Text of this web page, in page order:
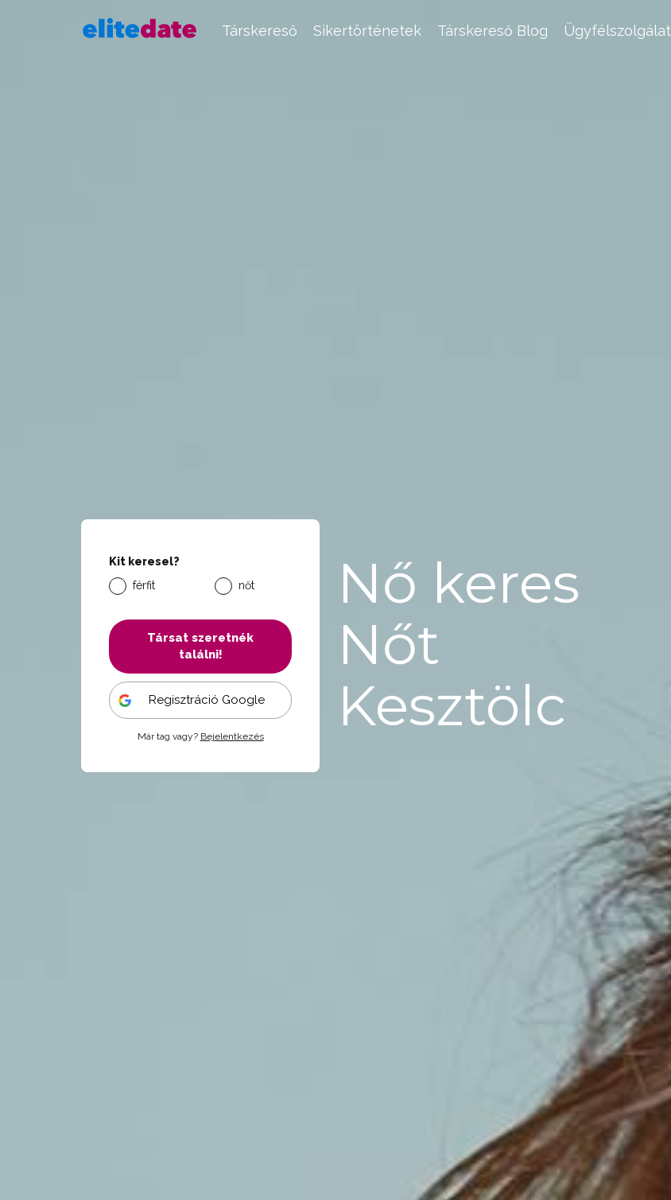
Társkereső Sikertörténetek Társkereső Blog Ügyfélszolgálat
Kit keresel?
férfit
nőt
Társat szeretnék
találni!
Regisztráció Google
Már tag vagy? Bejelentkezés
Nő keres
Nőt
Kesztölc